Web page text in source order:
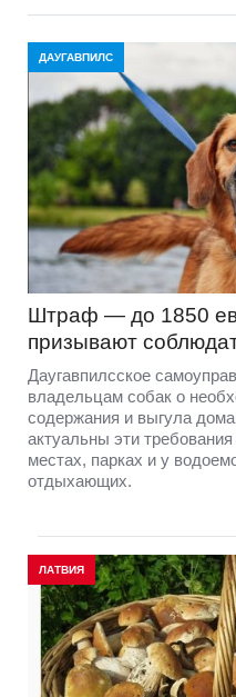
ДАУГАВПИЛС
Штраф — до 1850
призывают
Даугавпилсское
владельцам собак о
содержания и выгула
актуальны эти
местах, парках и у
отдыхающих.
ЛАТВИЯ